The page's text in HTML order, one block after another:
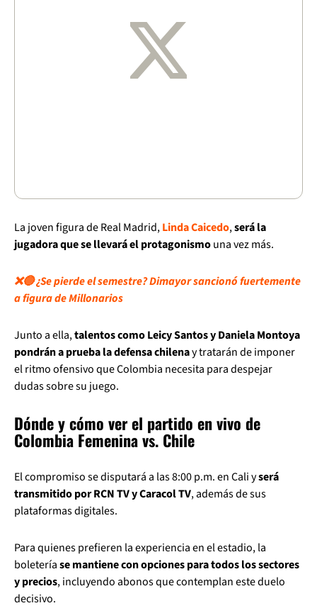
La joven figura de Real Madrid,Linda Caicedo,será la
jugadora que se llevará el protagonismouna vez más.
❌🔵 ¿Se pierde el semestre? Dimayor sancionó fuertemente
a figura de Millonarios
Junto a ella,talentos como Leicy Santos y Daniela Montoya
pondrán a prueba la defensa chilenay tratarán de imponer
el ritmo ofensivo que Colombia necesita para despejar
dudas sobre su juego.
Dónde y cómo ver el partido en vivo de
Colombia Femenina vs. Chile
El compromiso se disputará a las 8:00 p.m. en Cali yserá
transmitido por RCN TV y Caracol TV, además de sus
plataformas digitales.
Para quienes prefieren la experiencia en el estadio, la
boleteríase mantiene con opciones para todos los sectores
y precios, incluyendo abonos que contemplan este duelo
decisivo.